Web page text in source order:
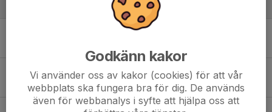
0
VM Lotteri
27 apr, 07:37 0
Godkänn kakor
Vi använder oss av kakor (cookies) för att vår
webbplats ska fungera bra för dig. De används
även för webbanalys i syfte att hjälpa oss att